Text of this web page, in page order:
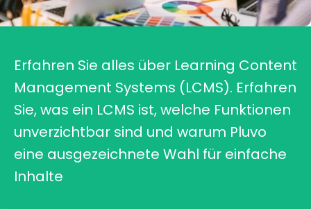
Erfahren Sie alles über Learning Content
Management Systems (LCMS). Erfahren
Sie, was ein LCMS ist, welche Funktionen
unverzichtbar sind und warum Pluvo
eine ausgezeichnete Wahl für einfache
Inhalte